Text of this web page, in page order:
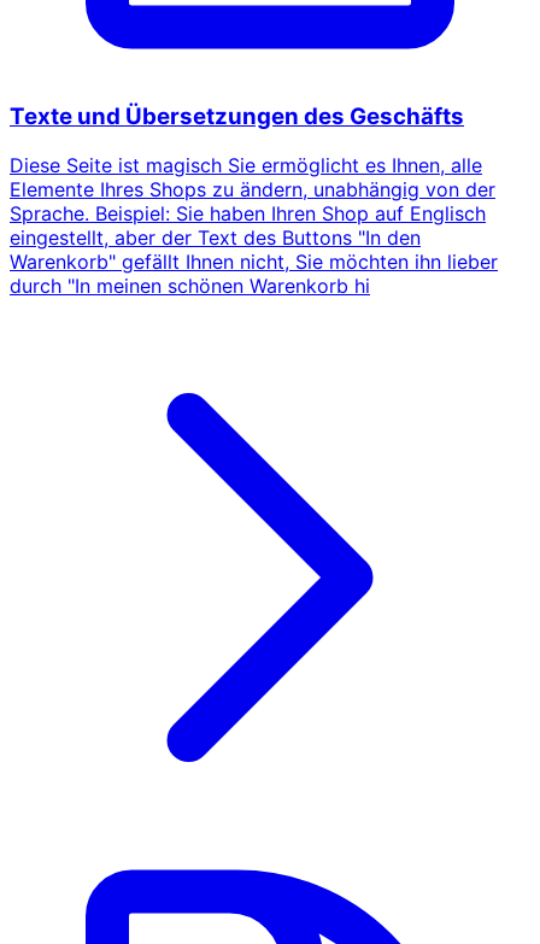
Texte und Übersetzungen des Geschäfts
Diese Seite ist magisch Sie ermöglicht es Ihnen, alle
Elemente Ihres Shops zu ändern, unabhängig von der
Sprache. Beispiel: Sie haben Ihren Shop auf Englisch
eingestellt, aber der Text des Buttons "In den
Warenkorb" gefällt Ihnen nicht, Sie möchten ihn lieber
durch "In meinen schönen Warenkorb hi